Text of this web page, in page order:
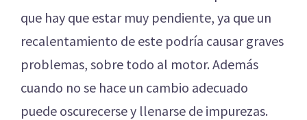
que hay que estar muy pendiente, ya que un
recalentamiento de este podría causar graves
problemas, sobre todo al motor. Además
cuando no se hace un cambio adecuado
puede oscurecerse y llenarse de impurezas.